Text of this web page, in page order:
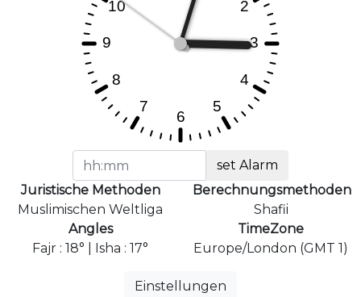
set Alarm
Juristische Methoden
Muslimischen Weltliga
Berechnungsmethoden
Shafii
Angles
Fajr : 18° | Isha : 17°
TimeZone
Europe/London (GMT 1)
Einstellungen